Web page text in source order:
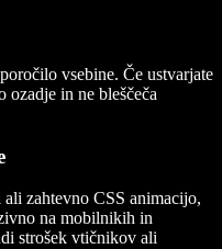
vsebine. Če ustvarjate
ozadje in ne bleščeča
zahtevno CSS animacijo,
na mobilnikih in
strošek vtičnikov ali